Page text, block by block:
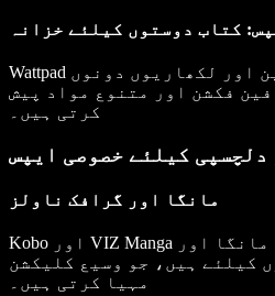
کتاب دوستوں کیلئے خزانہ
Wattpad جیسی مفت ایپس، قارئین اور لکھاریوں دونوں
فکشن اور متنوع مواد پیش
کرتی ہیں۔
دلچسپی کیلئے خصوصی ایپس
مانگا اور گرافک ناولز
Kobo اور VIZ Manga جیسی ایپس خاص طور پر مانگا اور
کیلئے ہیں، جو وسیع کلیکشن
مہیا کرتی ہیں۔